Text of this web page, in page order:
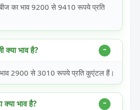
का भाव 9200 से 9410 रूपये प्रति
क्या भाव है?
2900 से 3010 रूपये प्रति कुएंटल हैं।
क्या भाव है?